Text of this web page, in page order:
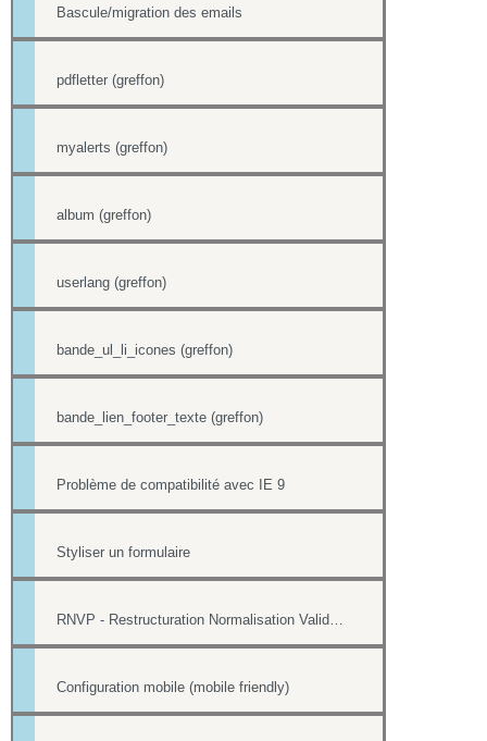
Bascule/migration des emails
pdfletter (greffon)
myalerts (greffon)
album (greffon)
userlang (greffon)
bande_ul_li_icones (greffon)
bande_lien_footer_texte (greffon)
Problème de compatibilité avec IE 9
Styliser un formulaire
Configuration mobile (mobile friendly)